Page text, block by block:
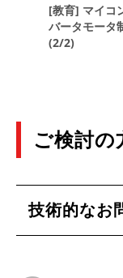
ご検討の
技術的なお